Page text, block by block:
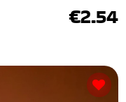
€2.54